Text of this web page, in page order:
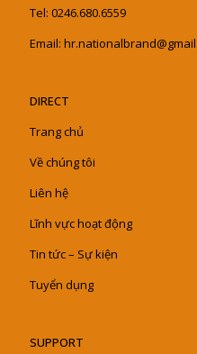
Tel: 0246.680.6559
Email:
DIRECT
Trang chủ
Về chúng tôi
Liên hệ
Lĩnh vực hoạt động
Tin tức – Sự kiện
Tuyển dụng
SUPPORT